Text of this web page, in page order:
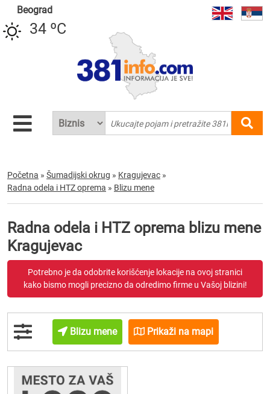
Beograd
34 ºC
Početna » Šumadijski okrug » Kragujevac »
Radna odela i HTZ oprema » Blizu mene
Radna odela i HTZ oprema blizu mene
Kragujevac
Potrebno je da odobrite korišćenje lokacije na ovoj stranici
kako bismo mogli precizno da odredimo firme u Vašoj blizini!
Blizu mene Prikaži na mapi